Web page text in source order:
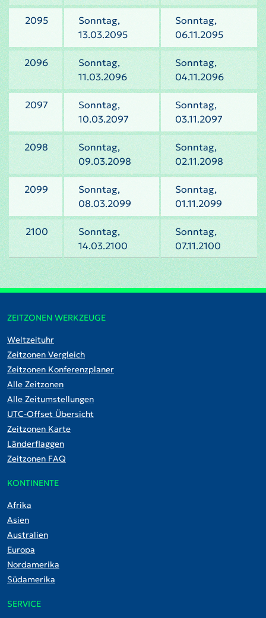
2095
Sonntag,
13.03.2095
Sonntag,
06.11.2095
2096
Sonntag,
11.03.2096
Sonntag,
04.11.2096
2097
Sonntag,
10.03.2097
Sonntag,
03.11.2097
2098
Sonntag,
09.03.2098
Sonntag,
02.11.2098
2099
Sonntag,
08.03.2099
Sonntag,
01.11.2099
2100
Sonntag,
14.03.2100
Sonntag,
07.11.2100
ZEITZONEN WERKZEUGE
Weltzeituhr
Zeitzonen Vergleich
Zeitzonen Konferenzplaner
Alle Zeitzonen
Alle Zeitumstellungen
UTC-Offset Übersicht
Zeitzonen Karte
Länderflaggen
Zeitzonen FAQ
KONTINENTE
Afrika
Asien
Australien
Europa
Nordamerika
Südamerika
SERVICE